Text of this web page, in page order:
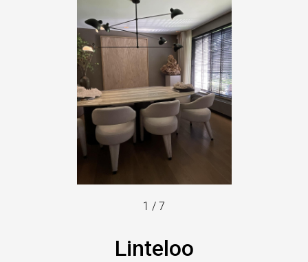
1 / 7
Linteloo